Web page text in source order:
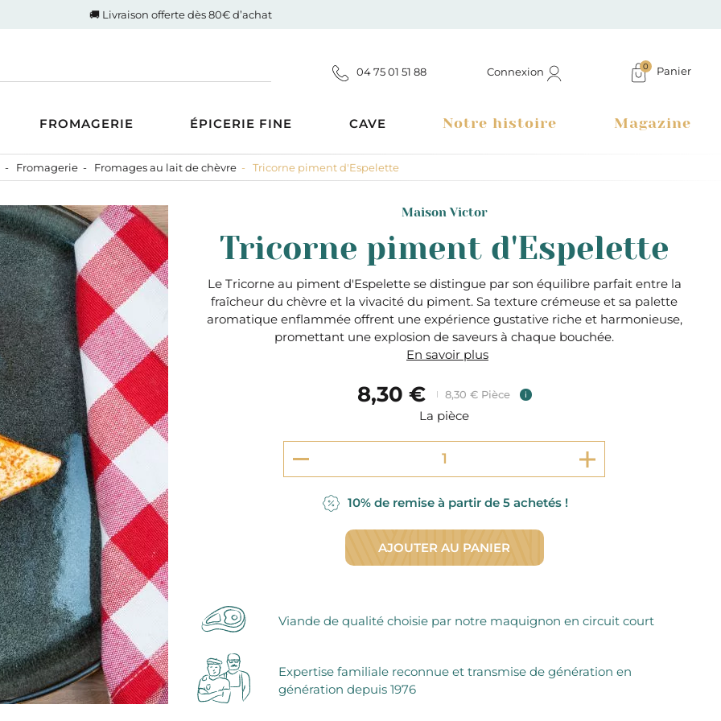
🚚 Livraison offerte dès 80€ d’achat
04 75 01 51 88 Connexion 0 Panier
Gigot de Drôme-Ardèche
Côte de boeuf Charolaise
Poulet fermier de Quentin
Nos saucisses maison
Sélection dans les fermes locales depuis 1976
Découvrir notre savoir-faire de maquignon
FROMAGERIE
Rhône-Alpes
AOP
au Lait Cru
Découvrez notre sélection de Fromages livrés en 24h
ÉPICERIE FINE
compotes
et mueslis
biscottes et pains
et préparations pour dessert
chauds
Boutique à Montélimar & Epicerie fine en ligne
CAVE
Et Calvados
Liqueur Et Crème
Et Cachaca
Découvrir
Notre histoire Magazine
Fromagerie Fromages au lait de chèvre Tricorne piment d'Espelette
Maison Victor
Tricorne piment d'Espelette
Le Tricorne au piment d'Espelette se distingue par son équilibre parfait entre la
fraîcheur du chèvre et la vivacité du piment. Sa texture crémeuse et sa palette
aromatique enflammée offrent une expérience gustative riche et harmonieuse,
promettant une explosion de saveurs à chaque bouchée.
En savoir plus
8,30 € 8,30 € Pièce i
La pièce
10% de remise à partir de 5 achetés !
AJOUTER AU PANIER
Viande de qualité choisie par notre maquignon en circuit court
Expertise familiale reconnue et transmise de génération en
génération depuis 1976